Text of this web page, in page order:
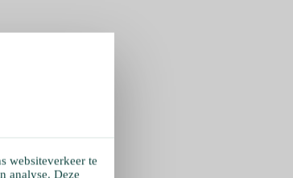
websiteverkeer te
analyse. Deze